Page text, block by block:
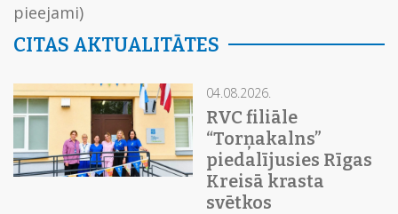
pieejami)
CITAS AKTUALITĀTES
04.08.2026.
RVC filiāle
“Torņakalns”
piedalījusies Rīgas
Kreisā krasta
svētkos